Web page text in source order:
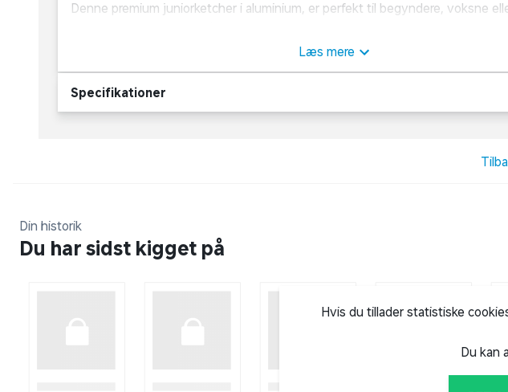
Denne premium juniorketcher i aluminium, er perfekt til begyndere, voksne
første ketcher i fuld størrelse. Ketcherens længde: 68,6 cm.
Læs mere
Specifikationer
Din historik
Du har sidst kigget på
Hvis du tillader statistiske
Du kan